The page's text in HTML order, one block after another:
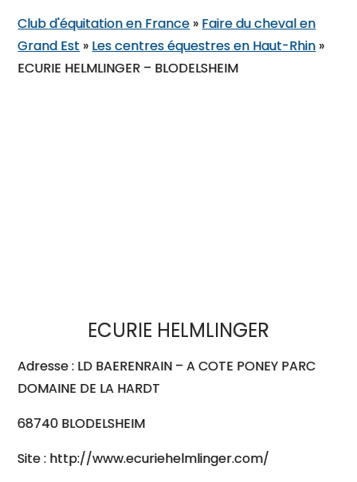
Club d'équitation en France » Faire du cheval en
Grand Est » Les centres équestres en Haut-Rhin »
ECURIE HELMLINGER – BLODELSHEIM
ECURIE HELMLINGER
Adresse : LD BAERENRAIN – A COTE PONEY PARC
DOMAINE DE LA HARDT
68740 BLODELSHEIM
Site : http://www.ecuriehelmlinger.com/